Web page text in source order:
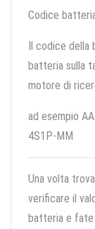
Codice
Il codice
batteria sulla
motore di
ad esempio
4S1P-MM
Una volta
verificare il
batteria e fate